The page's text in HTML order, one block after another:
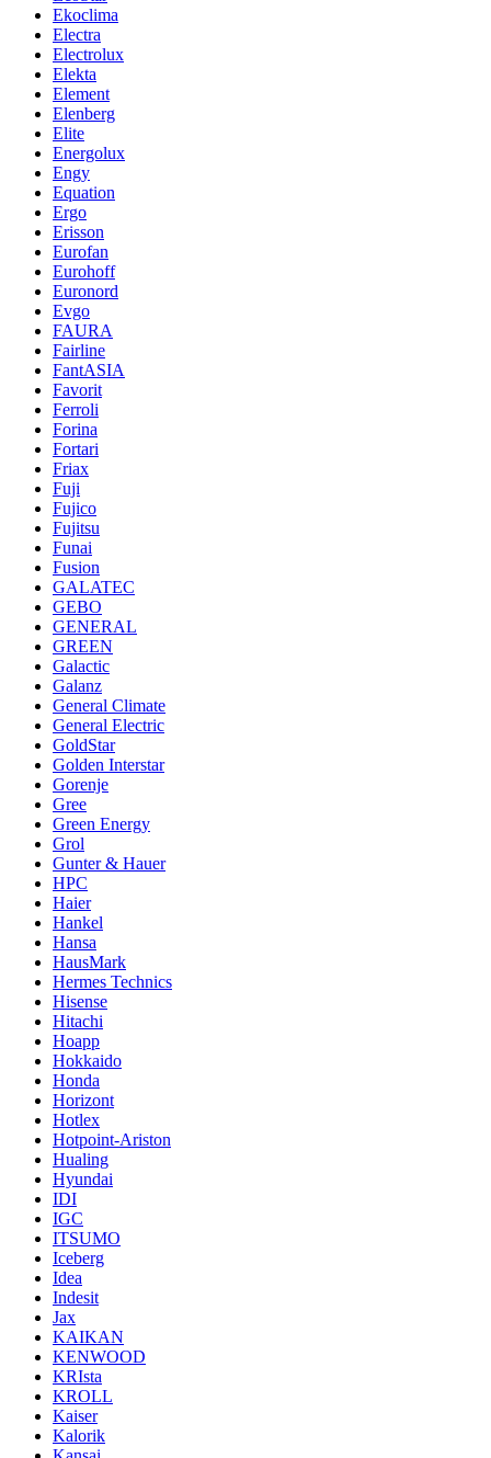
Ekoclima
Electra
Electrolux
Elekta
Element
Elenberg
Elite
Energolux
Engy
Equation
Ergo
Erisson
Eurofan
Eurohoff
Euronord
Evgo
FAURA
Fairline
FantASIA
Favorit
Ferroli
Forina
Fortari
Friax
Fuji
Fujico
Fujitsu
Funai
Fusion
GALATEC
GEBO
GENERAL
GREEN
Galactic
Galanz
General Climate
General Electric
GoldStar
Golden Interstar
Gorenje
Gree
Green Energy
Grol
Gunter & Hauer
HPC
Haier
Hankel
Hansa
HausMark
Hermes Technics
Hisense
Hitachi
Hoapp
Hokkaido
Honda
Horizont
Hotlex
Hotpoint-Ariston
Hualing
Hyundai
IDI
IGC
ITSUMO
Iceberg
Idea
Indesit
Jax
KAIKAN
KENWOOD
KRIsta
KROLL
Kaiser
Kalorik